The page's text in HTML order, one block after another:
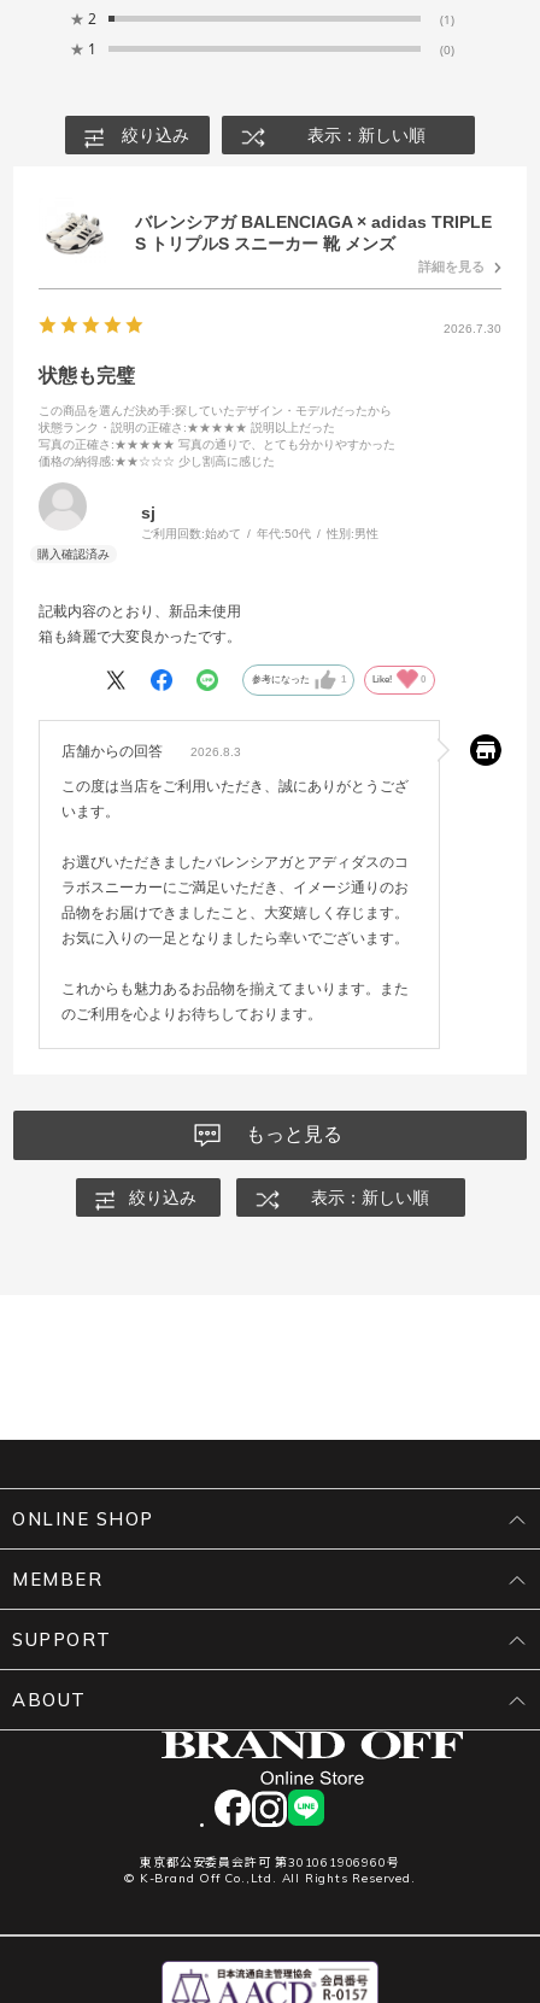
★ 2 (1)
★ 1 (0)
絞り込み 表示：新しい順
バレンシアガ BALENCIAGA × adidas TRIPLE
S トリプルS スニーカー 靴 メンズ
詳細を見る
2026.7.30
状態も完璧
この商品を選んだ決め手:探していたデザイン・モデルだったから
状態ランク・説明の正確さ :★★★★★ 説明以上だった
写真の正確さ :★★★★★ 写真の通りで、とても分かりやすかった
価格の納得感:★★☆☆☆ 少し割高に感じた
sj
ご利用回数:始めて 年代:50代 性別:男性
記載内容のとおり、新品未使用
箱も綺麗で大変良かったです。
参考になった 1 Like! 0
店舗からの回答 2026.8.3
この度は当店をご利用いただき、誠にありがとうござ
います。
お選びいただきましたバレンシアガとアディダスのコ
ラボスニーカーにご満足いただき、イメージ通りのお
品物をお届けできましたこと、大変嬉しく存じます。
お気に入りの一足となりましたら幸いでございます。
これからも魅力あるお品物を揃えてまいります。また
のご利用を心よりお待ちしております。
もっと見る
絞り込み 表示：新しい順
facebookinstagram
LINE
東京都公安委員会許可 第301061906960号
© K-Brand Off Co.,Ltd. All Rights Reserved.
ONLINE SHOP
MEMBER
SUPPORT
ABOUT